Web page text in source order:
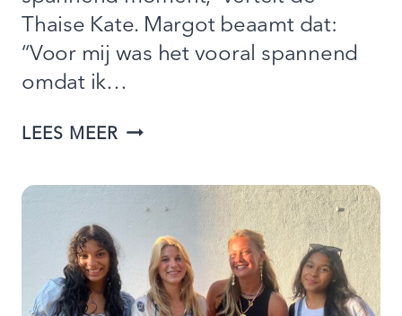
Thaise Kate. Margot beaamt dat:
“Voor mij was het vooral spannend
omdat ik…
LEES MEER“IK
OP
WAARBIJ
IK
GEWOON